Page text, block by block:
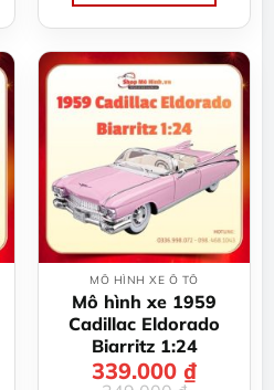
này
có
nhiều
biến
thể.
Các
tùy
chọn
có
thể
được
chọn
trên
trang
MÔ HÌNH XE Ô TÔ
Mô hình xe 1959
Cadillac Eldorado
Biarritz 1:24
Giá
gốc
339.000 ₫
Giá
hiện